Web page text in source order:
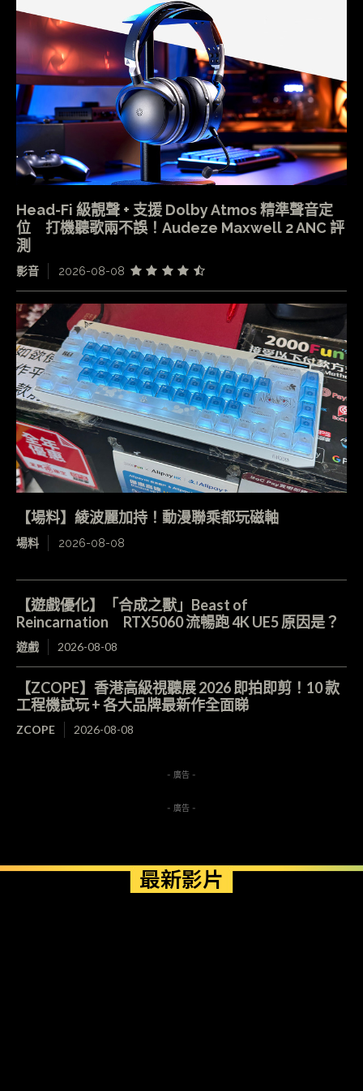
Head-Fi 級靚聲 + 支援 Dolby Atmos 精準聲音定
位 打機聽歌兩不誤！Audeze Maxwell 2 ANC 評
測
影音 2026-08-08
【場料】綾波麗加持！動漫聯乘都玩磁軸
場料 2026-08-08
【遊戲優化】「合成之獸」Beast of
Reincarnation RTX5060 流暢跑 4K UE5 原因是？
遊戲 2026-08-08
【ZCOPE】香港高級視聽展 2026 即拍即剪！10 款
工程機試玩 + 各大品牌最新作全面睇
ZCOPE 2026-08-08
- 廣告 -
- 廣告 -
最新影片